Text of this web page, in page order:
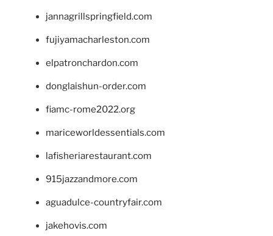
jannagrillspringfield.com
fujiyamacharleston.com
elpatronchardon.com
donglaishun-order.com
fiamc-rome2022.org
mariceworldessentials.com
lafisheriarestaurant.com
915jazzandmore.com
aguadulce-countryfair.com
jakehovis.com